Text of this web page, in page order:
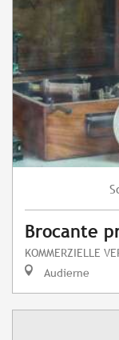
Brocante
KOMMERZIELLE
Audierne